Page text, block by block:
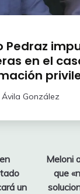
Pedraz
en el
Ávila González
un
Meloni
que